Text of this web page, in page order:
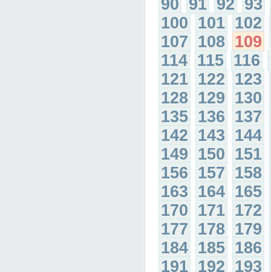
90 91 92 93
100 101 102
107 108 109
114 115 116
121 122 123
128 129 130
135 136 137
142 143 144
149 150 151
156 157 158
163 164 165
170 171 172
177 178 179
184 185 186
191 192 193